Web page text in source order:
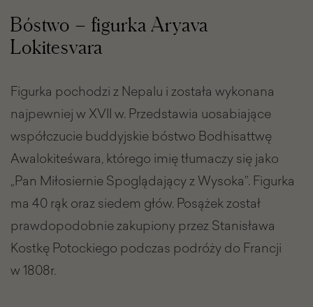
Bóstwo – figurka Aryava
Lokitesvara
Figurka pochodzi z Nepalu i została wykonana
najpewniej w XVII w. Przedstawia uosabiające
współczucie buddyjskie bóstwo Bodhisattwę
Awalokiteśwara, którego imię tłumaczy się jako
„Pan Miłosiernie Spoglądający z Wysoka”. Figurka
ma 40 rąk oraz siedem głów. Posążek został
prawdopodobnie zakupiony przez Stanisława
Kostkę Potockiego podczas podróży do Francji
w 1808r.